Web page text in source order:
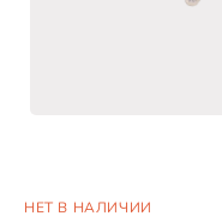
НЕТ В НАЛИЧИИ